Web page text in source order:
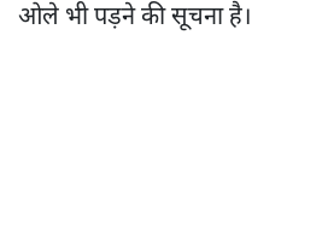
ओले भी पड़ने की सूचना है।